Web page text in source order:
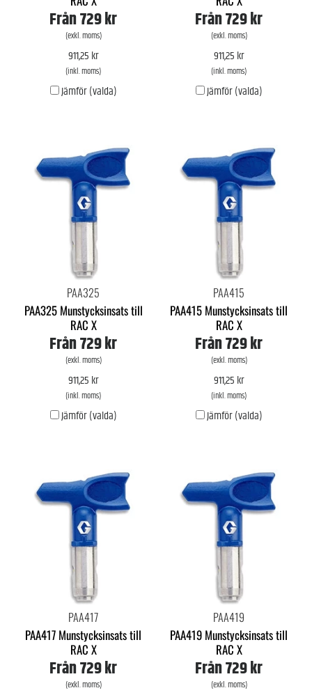
Från729 kr
(exkl. moms)
911,25 kr
(inkl. moms)
Jämför (valda)
Från729 kr
(exkl. moms)
911,25 kr
(inkl. moms)
Jämför (valda)
PAA325
PAA325 Munstycksinsats till
RAC X
Från729 kr
(exkl. moms)
911,25 kr
(inkl. moms)
Jämför (valda)
PAA415
PAA415 Munstycksinsats till
RAC X
Från729 kr
(exkl. moms)
911,25 kr
(inkl. moms)
Jämför (valda)
PAA417
PAA417 Munstycksinsats till
RAC X
Från729 kr
(exkl. moms)
PAA419
PAA419 Munstycksinsats till
RAC X
Från729 kr
(exkl. moms)